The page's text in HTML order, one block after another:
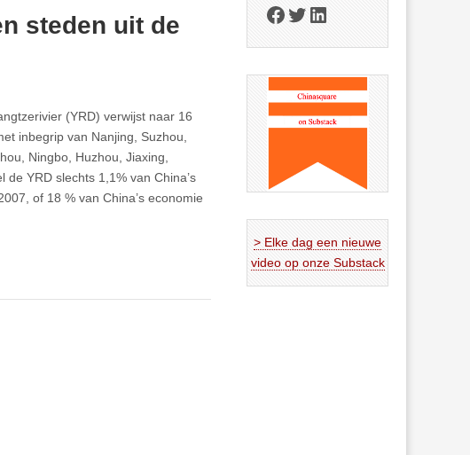
steden uit de
(YRD) verwijst naar 16
inbegrip van Nanjing, Suzhou,
Ningbo, Huzhou, Jiaxing,
YRD slechts 1,1% van China’s
of 18 % van China’s economie
Facebook
Twitter
LinkedIn
> Elke dag een nieuwe
video op onze Substack